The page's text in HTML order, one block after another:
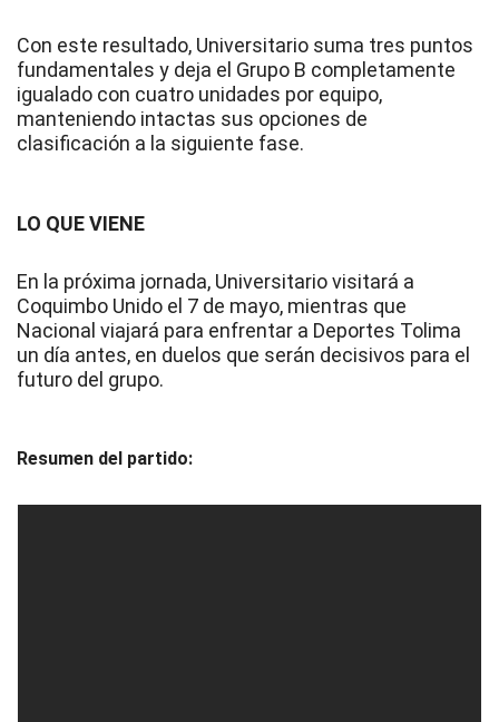
Con este resultado, Universitario suma tres puntos
fundamentales y deja el Grupo B completamente
igualado con cuatro unidades por equipo,
manteniendo intactas sus opciones de
clasificación a la siguiente fase.
LO QUE VIENE
En la próxima jornada, Universitario visitará a
Coquimbo Unido el 7 de mayo, mientras que
Nacional viajará para enfrentar a Deportes Tolima
un día antes, en duelos que serán decisivos para el
futuro del grupo.
Resumen del partido: